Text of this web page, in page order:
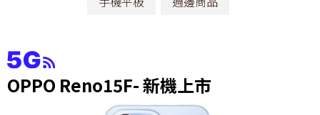
OPPO Reno15F- 新機上市